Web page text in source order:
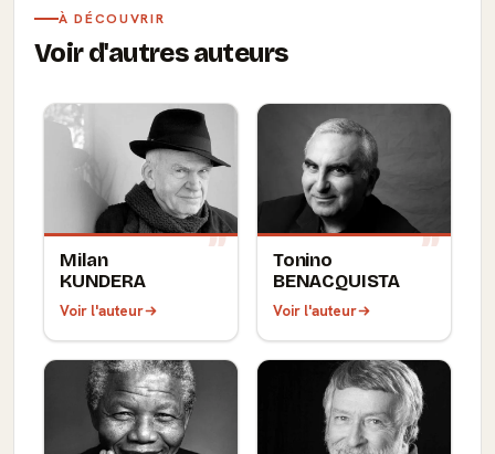
À DÉCOUVRIR
Voir d'autres auteurs
Milan
KUNDERA
Voir l'auteur
Tonino
BENACQUISTA
Voir l'auteur